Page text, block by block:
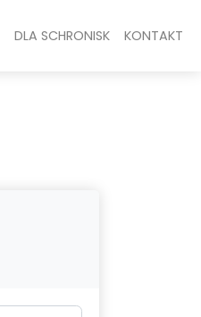
DLA SCHRONISK KONTAKT